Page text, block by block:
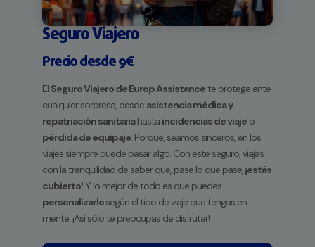
Seguro Viajero
Precio desde 9€
El Seguro Viajero de Europ Assistancete protege ante
cualquier sorpresa, desde asistencia médica y
repatriación sanitariahasta incidencias de viaje o
pérdida de equipaje. Porque, seamos sinceros, en los
viajes siempre puede pasar algo. Con este seguro, viajas
con la tranquilidad de saber que, pase lo que pase,¡estás
cubierto! Y lo mejor de todo es que puedes
personalizarlosegún el tipo de viaje que tengas en
mente. ¡Así sólo te preocupas de disfrutar!